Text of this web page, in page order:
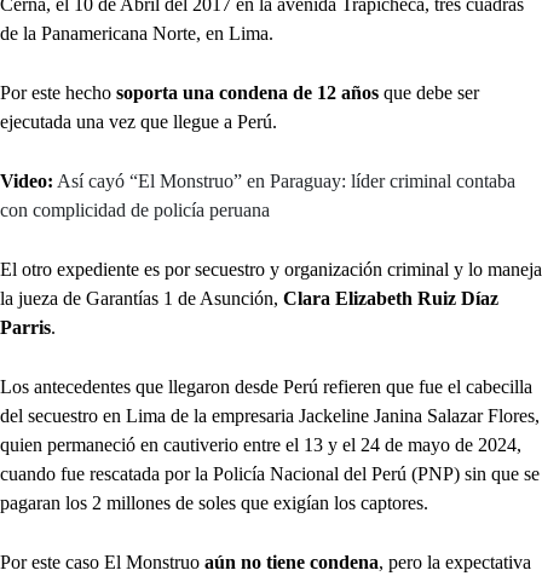
Cerna, el 10 de Abril del 2017 en la avenida Trapicheca, tres cuadras
de la Panamericana Norte, en Lima.
Por este hecho soporta una condena de 12 años que debe ser
ejecutada una vez que llegue a Perú.
Video: Así cayó “El Monstruo” en Paraguay: líder criminal contaba
con complicidad de policía peruana
El otro expediente es por secuestro y organización criminal y lo maneja
la jueza de Garantías 1 de Asunción, Clara Elizabeth Ruiz Díaz
Parris.
Los antecedentes que llegaron desde Perú refieren que fue el cabecilla
del secuestro en Lima de la empresaria Jackeline Janina Salazar Flores,
quien permaneció en cautiverio entre el 13 y el 24 de mayo de 2024,
cuando fue rescatada por la Policía Nacional del Perú (PNP) sin que se
pagaran los 2 millones de soles que exigían los captores.
Por este caso El Monstruo aún no tiene condena, pero la expectativa